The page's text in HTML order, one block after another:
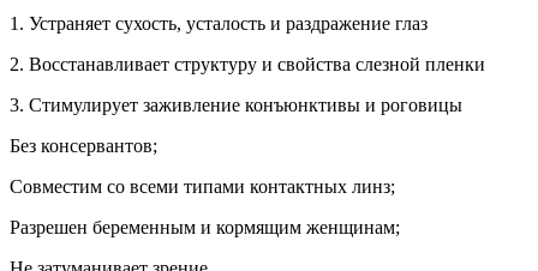
1. Устраняет сухость, усталость и раздражение глаз
2. Восстанавливает структуру и свойства слезной пленки
3. Стимулирует заживление конъюнктивы и роговицы
Без консервантов;
Совместим со всеми типами контактных линз;
Разрешен беременным и кормящим женщинам;